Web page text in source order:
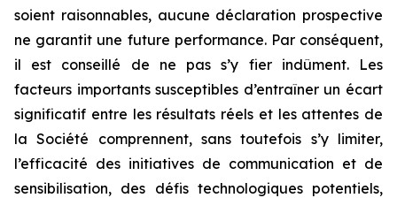
soient raisonnables, aucune déclaration prospective
ne garantit une future performance. Par conséquent,
il est conseillé de ne pas s’y fier indûment. Les
facteurs importants susceptibles d’entraîner un écart
significatif entre les résultats réels et les attentes de
la Société comprennent, sans toutefois s’y limiter,
l’efficacité des initiatives de communication et de
sensibilisation, des défis technologiques potentiels,